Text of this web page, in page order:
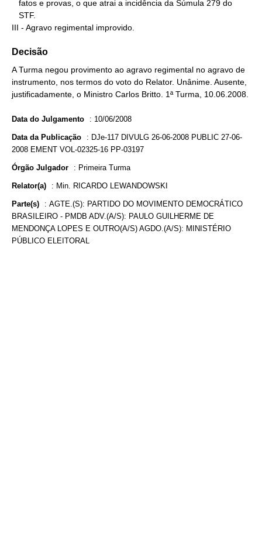
III - Agravo regimental improvido.
Decisão
A Turma negou provimento ao agravo regimental no agravo de
instrumento, nos termos do voto do Relator. Unânime. Ausente,
justificadamente, o Ministro Carlos Britto. 1ª Turma, 10.06.2008.
Data do Julgamento : 10/06/2008
Data da Publicação : DJe-117 DIVULG 26-06-2008 PUBLIC 27-06-
2008 EMENT VOL-02325-16 PP-03197
Órgão Julgador : Primeira Turma
Relator(a) : Min. RICARDO LEWANDOWSKI
Parte(s) : AGTE.(S): PARTIDO DO MOVIMENTO DEMOCRÁTICO
BRASILEIRO - PMDB ADV.(A/S): PAULO GUILHERME DE
MENDONÇA LOPES E OUTRO(A/S) AGDO.(A/S): MINISTÉRIO
PÚBLICO ELEITORAL